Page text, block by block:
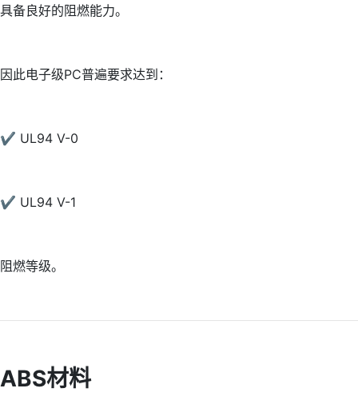
具备良好的阻燃能力。
因此电子级PC普遍要求达到：
✔ UL94 V-0
✔ UL94 V-1
阻燃等级。
ABS材料